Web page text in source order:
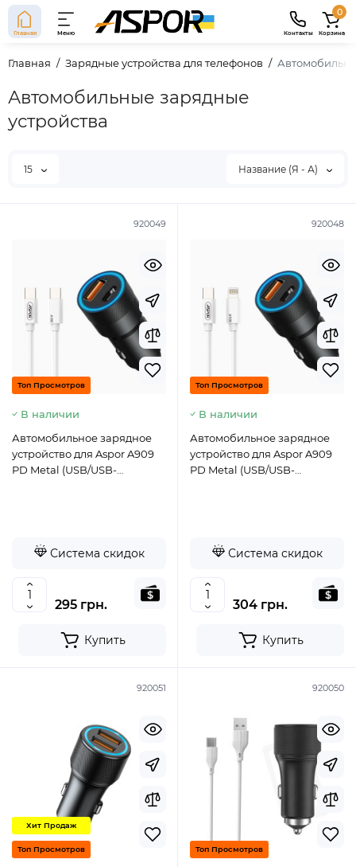
Главная Меню Контакты
0
Корзина
Главная Зарядные устройства для телефонов
Автомобильные зарядные
устройства
15 Название (Я - А)
920049
Топ Просмотров
В наличии
Автомобильное зарядное
устройство для Aspor A909
PD Metal (USB/USB-
Система скидок
295 грн.
Купить
920048
Топ Просмотров
В наличии
Автомобильное зарядное
устройство для Aspor A909
PD Metal (USB/USB-
Система скидок
304 грн.
Купить
920051
Хит Продаж
Топ Просмотров
920050
Топ Просмотров